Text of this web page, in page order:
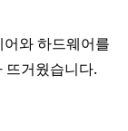
와 하드웨어를
뜨거웠습니다.